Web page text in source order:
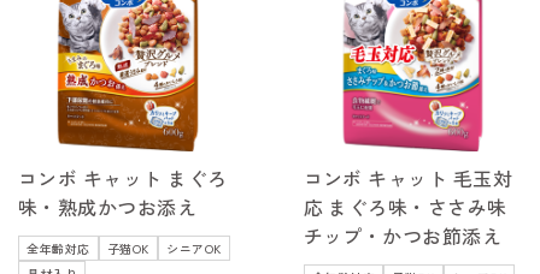
コンボ キャット まぐろ
味・熟成かつお添え
全年齢対応 子猫OK
シニアOK
コンボ キャット 毛玉対
応 まぐろ味・ささみ味
チップ・かつお節添え